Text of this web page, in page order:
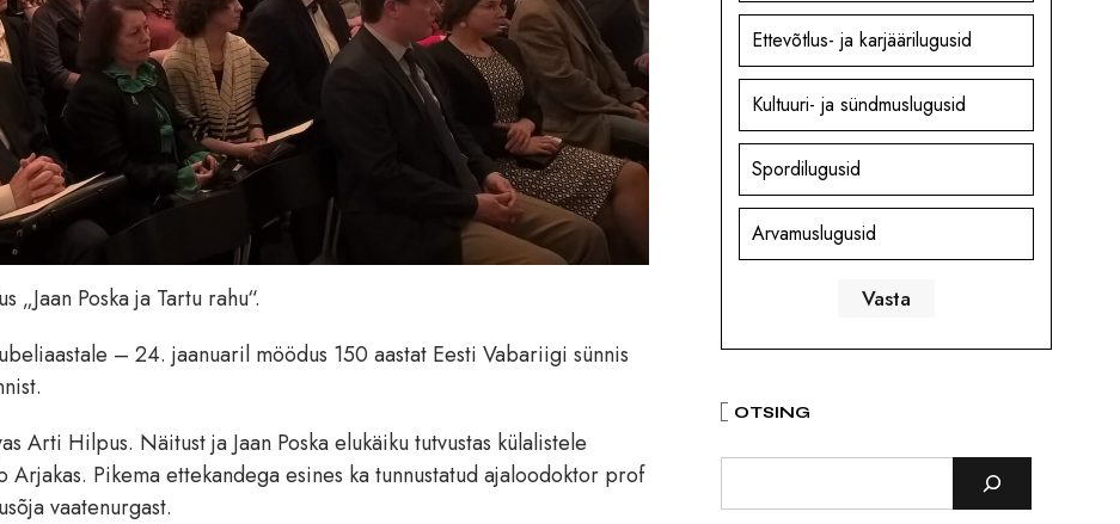
„Jaan Poska ja Tartu rahu“.
– 24. jaanuaril möödus 150 aastat Eesti Vabariigi sünnis
Arti Hilpus. Näitust ja Jaan Poska elukäiku tutvustas külalistele
Arjakas. Pikema ettekandega esines ka tunnustatud ajaloodoktor prof
vaatenurgast.
Ettevõtlus- ja karjäärilugusid
Kultuuri- ja sündmuslugusid
Spordilugusid
Arvamuslugusid
OTSING